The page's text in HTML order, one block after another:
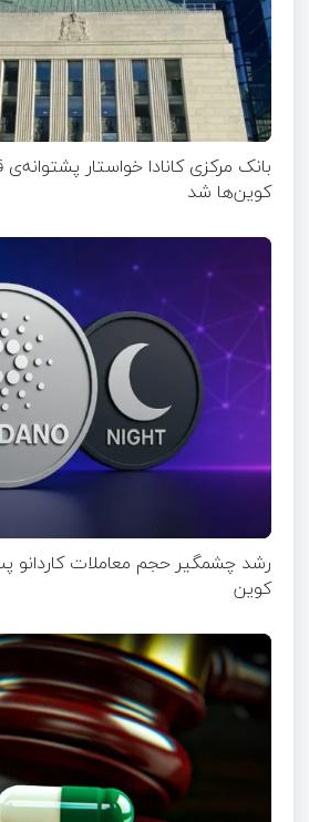
بانک مرکزی کانادا خواستار
کوین‌ها شد
رشد چشمگیر حجم معاملات کاردانو
کوین